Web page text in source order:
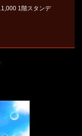
1階スタンデ